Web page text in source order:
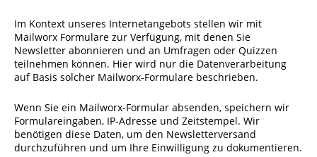
Im Kontext unseres Internetangebots stellen wir mit
Mailworx Formulare zur Verfügung, mit denen Sie
Newsletter abonnieren und an Umfragen oder Quizzen
teilnehmen können. Hier wird nur die Datenverarbeitung
auf Basis solcher Mailworx-Formulare beschrieben.
Wenn Sie ein Mailworx-Formular absenden, speichern wir
Formulareingaben, IP-Adresse und Zeitstempel. Wir
benötigen diese Daten, um den Newsletterversand
durchzuführen und um Ihre Einwilligung zu dokumentieren.